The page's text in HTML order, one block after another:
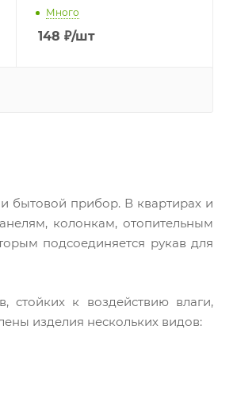
Много
148 ₽/шт
бытовой прибор. В квартирах и
колонкам, отопительным
подсоединяется рукав для
стойких к воздействию влаги,
изделия нескольких видов: